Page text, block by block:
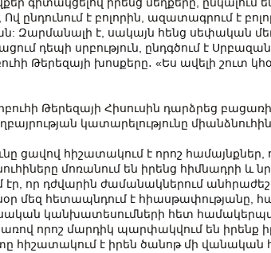
Ով ընդունում է բոլորին, ազատագրում է
Զարմանալի է, սակայն հենց սեփական
դեպի սրբություն, ընդգծում է
Թերեզայի խոսքերը․ «Ես ավելի շուտ
Թերեզայի Հիսուսին դարձրեց
կատարելությունը
ցավով հիշատակում է որոշ
մոռանում են իրենց հիմնադրի և
էր, որ դժվարին ժամանակներում
մեզ հետապնդում է հիասթափությանը,
կանխատեսումների հետ
որոշ մարդիկ պարփակվում են իրենք
է իրեն ծանոթ մի վանական